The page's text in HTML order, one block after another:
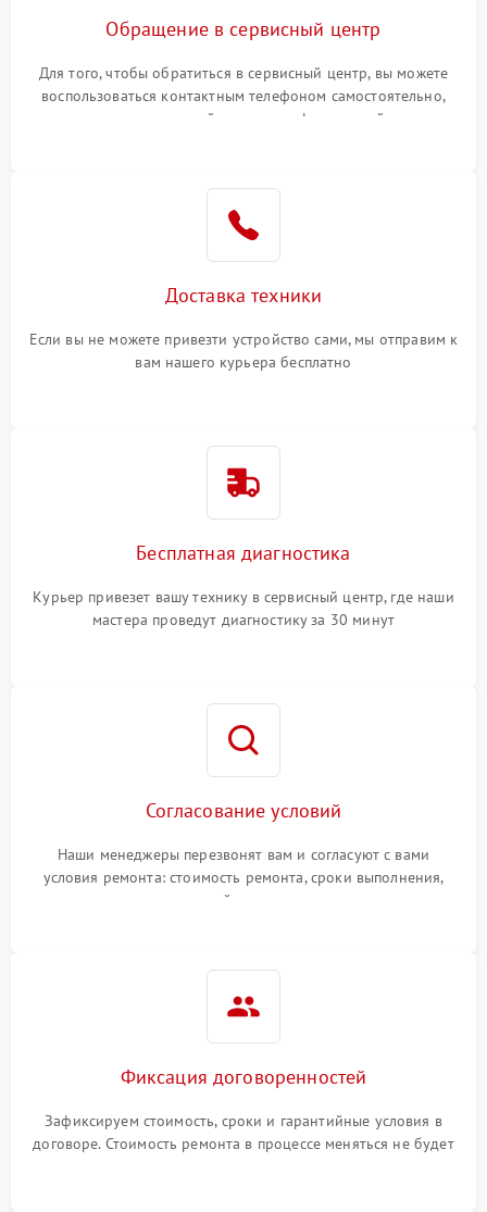
Обращение в сервисный центр
Для того, чтобы обратиться в сервисный центр, вы можете
воспользоваться контактным телефоном самостоятельно,
или оставить свой номер телефона на сайте
Доставка техники
Если вы не можете привезти устройство сами, мы отправим к
вам нашего курьера бесплатно
Бесплатная диагностика
Курьер привезет вашу технику в сервисный центр, где наши
мастера проведут диагностику за 30 минут
Согласование условий
Наши менеджеры перезвонят вам и согласуют с вами
условия ремонта: стоимость ремонта, сроки выполнения,
гарантийные условия
Фиксация договоренностей
Зафиксируем стоимость, сроки и гарантийные условия в
договоре. Стоимость ремонта в процессе меняться не будет